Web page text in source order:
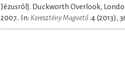
Jézusról]. Duckworth Overlook,
2007.. In: Keresztény Magvető.4 (2013),